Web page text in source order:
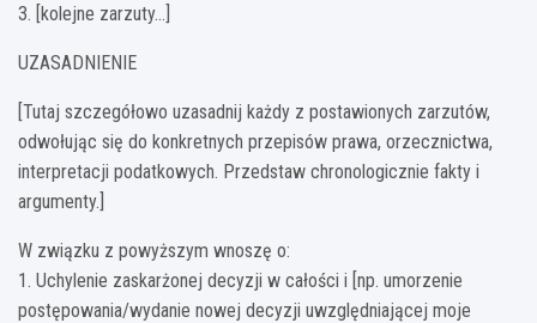
3. [kolejne zarzuty…]
UZASADNIENIE
[Tutaj szczegółowo uzasadnij każdy z postawionych zarzutów,
odwołując się do konkretnych przepisów prawa, orzecznictwa,
interpretacji podatkowych. Przedstaw chronologicznie fakty i
argumenty.]
W związku z powyższym wnoszę o:
1. Uchylenie zaskarżonej decyzji w całości i [np. umorzenie
postępowania/wydanie nowej decyzji uwzględniającej moje